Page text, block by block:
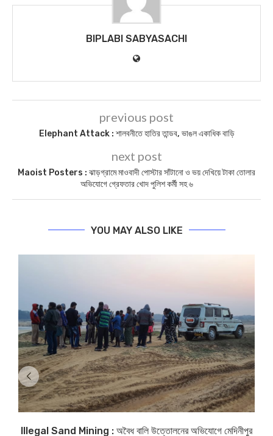
BIPLABI SABYASACHI
previous post
Elephant Attack : শালবনীতে হাতির তান্ডব, ভাঙল একাধিক বাড়ি
next post
Maoist Posters : ঝাড়গ্রামে মাওবাদী পোস্টার সাঁটানো ও ভয় দেখিয়ে টাকা তোলার
অভিযোগে গ্রেফতার খোদ পুলিশ কর্মী সহ ৬
YOU MAY ALSO LIKE
Illegal Sand Mining : অবৈধ বালি উত্তোলনের অভিযোগে মেদিনীপুর